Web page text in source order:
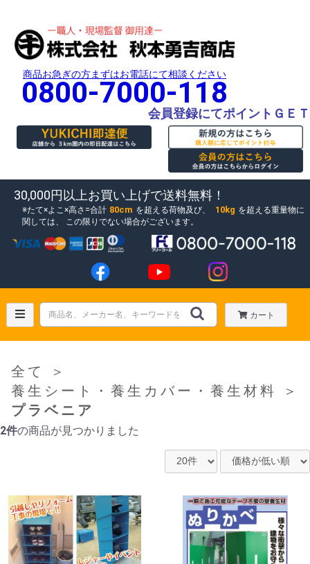
商品お急ぎの方まずはお電話にて相談ください
0800-7000-118
会員登録にてポイントＧＥＴ
30,000円以上お買い上げで送料無料！
たて×よこ×高さ=合計 80cm を超える荷物及び、 10kg を超える重量物に
関しては、
この限りでない場合がございます。
カート
全て
＞
養生シート・養生カバー・養生材料
＞
プラベニア
2件の商品が見つかりました